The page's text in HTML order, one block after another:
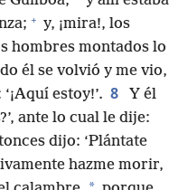
+ y, ¡mira!, los
hombres montados lo
él se volvió y me vio,
estoy!’. 8
Y él
ante lo cual le dije:
dijo: ‘Plántate
hazme morir,